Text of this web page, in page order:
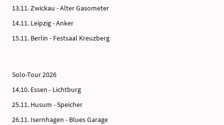
13.11. Zwickau - Alter Gasometer
14.11. Leipzig - Anker
15.11. Berlin - Festsaal Kreuzberg
Solo-Tour 2026
14.10. Essen - Lichtburg
25.11. Husum - Speicher
26.11. Isernhagen - Blues Garage